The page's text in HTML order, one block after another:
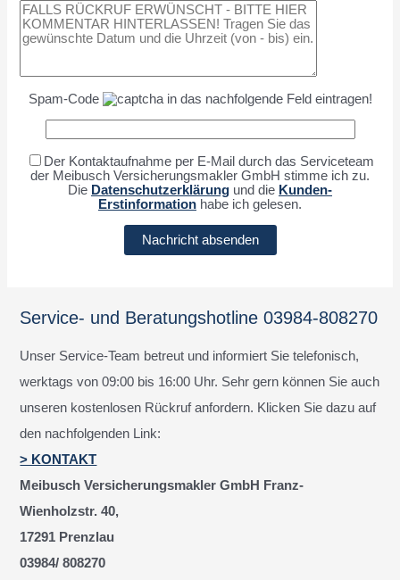
Spam-Code in das nachfolgende Feld eintragen!
Der Kontaktaufnahme per E-Mail durch das Serviceteam
der Meibusch Versicherungsmakler GmbH stimme ich zu.
Die Datenschutzerklärung und die Kunden-
Erstinformation habe ich gelesen.
Service- und Beratungshotline 03984-808270
Unser Service-Team betreut und informiert Sie telefonisch,
werktags von 09:00 bis 16:00 Uhr. Sehr gern können Sie auch
unseren kostenlosen Rückruf anfordern. Klicken Sie dazu auf
den nachfolgenden Link:
> KONTAKT
Meibusch Versicherungsmakler GmbH Franz-
Wienholzstr. 40,
17291 Prenzlau
03984/ 808270